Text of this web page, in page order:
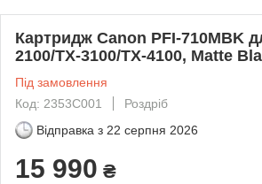
Картридж Canon PFI-710MBK
2100/TX-3100/TX-4100, Matte
Під замовлення
Код: 2353C001
Роздріб
Відправка з 22 серпня 2026
15 990 ₴